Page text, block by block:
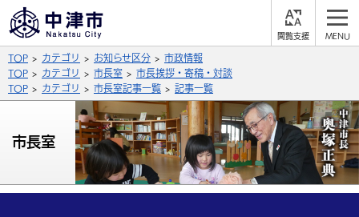
やさしい日本語
背景色
青 白
文字の大きさ
拡大 標準
公式SNS
X (Twitter) YouTube
サイト内検索
TOP カテゴリ お知らせ区分
市政情報
TOP
カテゴリ 市長室
市長挨拶・寄稿・対談
TOP
カテゴリ 市長室記事一覧 記事一覧
市長室